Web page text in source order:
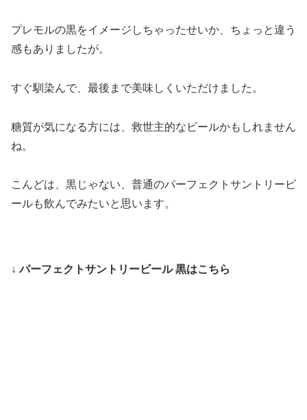
プレモルの黒をイメージしちゃったせいか、ちょっと違う
感もありましたが。
すぐ馴染んで、最後まで美味しくいただけました。
糖質が気になる方には、救世主的なビールかもしれません
ね。
こんどは、黒じゃない、普通のパーフェクトサントリービ
ールも飲んでみたいと思います。
↓ パーフェクトサントリービール 黒はこちら